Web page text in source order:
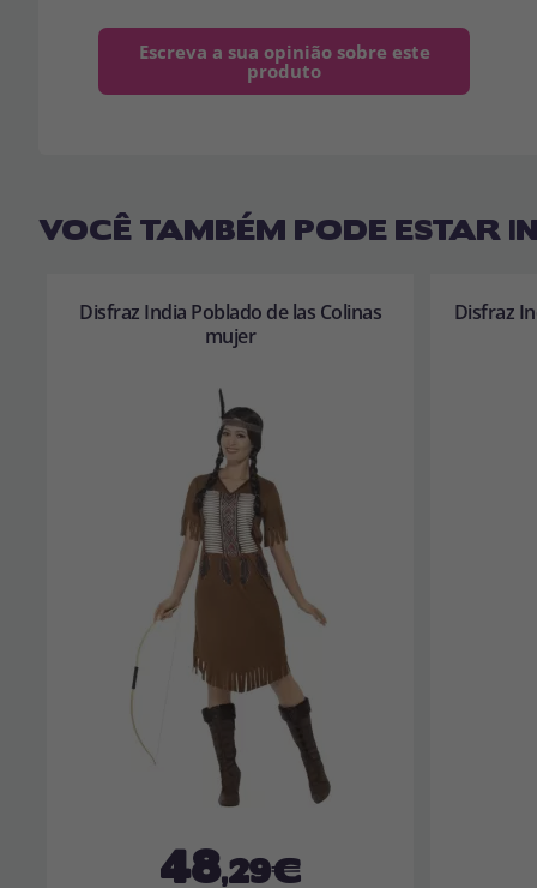
Escreva a sua opinião sobre este
produto
VOCÊ TAMBÉM PODE ESTAR
Disfraz India Poblado de las Colinas
mujer
48,29€
Disfraz